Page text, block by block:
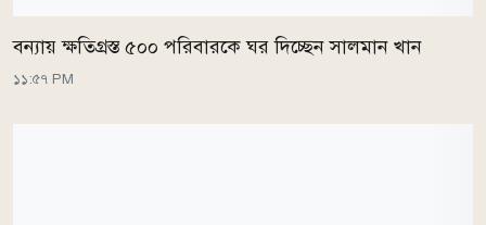
বন্যায় ক্ষতিগ্রস্ত ৫০০ পরিবারকে ঘর দিচ্ছেন সালমান খান
১১:৫৭ PM